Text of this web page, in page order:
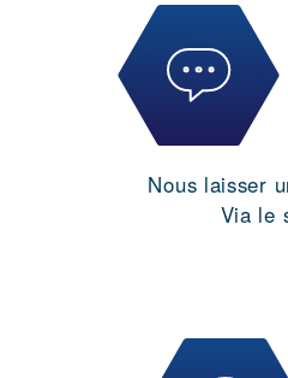
Nous laisser
Via le